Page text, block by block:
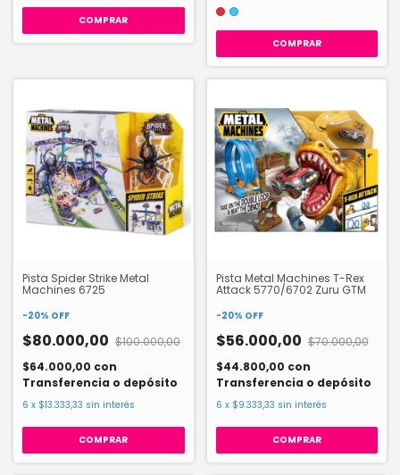
COMPRAR
Pista Spider Strike Metal
Machines 6725
-20% OFF
$80.000,00 $100.000,00
$64.000,00 con
Transferencia o depósito
6 x $13.333,33 sin interés
Pista Metal Machines T-Rex
Attack 5770/6702 Zuru GTM
-20% OFF
$56.000,00 $70.000,00
$44.800,00 con
Transferencia o depósito
6 x $9.333,33 sin interés